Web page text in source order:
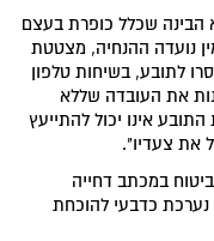
הבינה שכלל כופרת בעצם
נועדה ההנחיה, מצטטת
לתובע, בשיחות טלפון
את העובדה שללא
אינו יכול להתייעץ
את צעדיו".
במכתב דחייה
כדבעי להוכחת